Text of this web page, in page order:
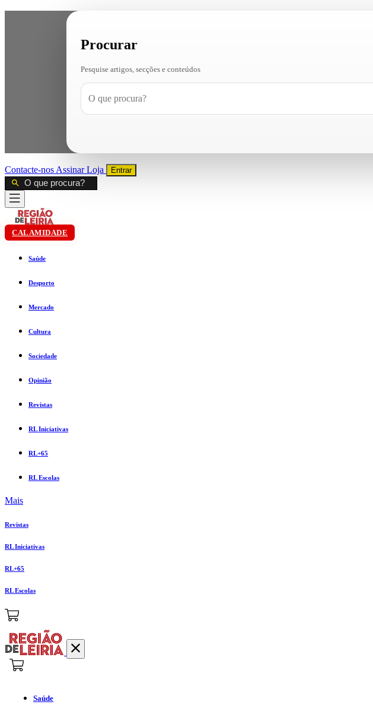
Procurar
Pesquise artigos, secções e conteúdos
Contacte-nos AssinarLoja Entrar
CALAMIDADE
Saúde
Desporto
Mercado
Cultura
Sociedade
Opinião
Revistas
RL Iniciativas
RL+65
RL Escolas
Mais
Revistas
RL Iniciativas
RL+65
RL Escolas
Saúde